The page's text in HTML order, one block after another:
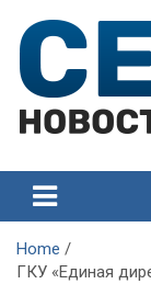
content
Севастополя
Home
ГКУ «Единая